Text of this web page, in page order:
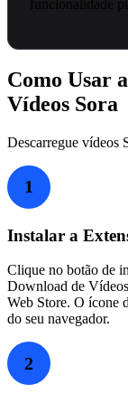
funcionalidade
Como Usar
Vídeos Sora
Descarregue vídeos
1
Instalar a
Clique no botão de
Download de
Web Store. O ícone
do seu navegador.
2